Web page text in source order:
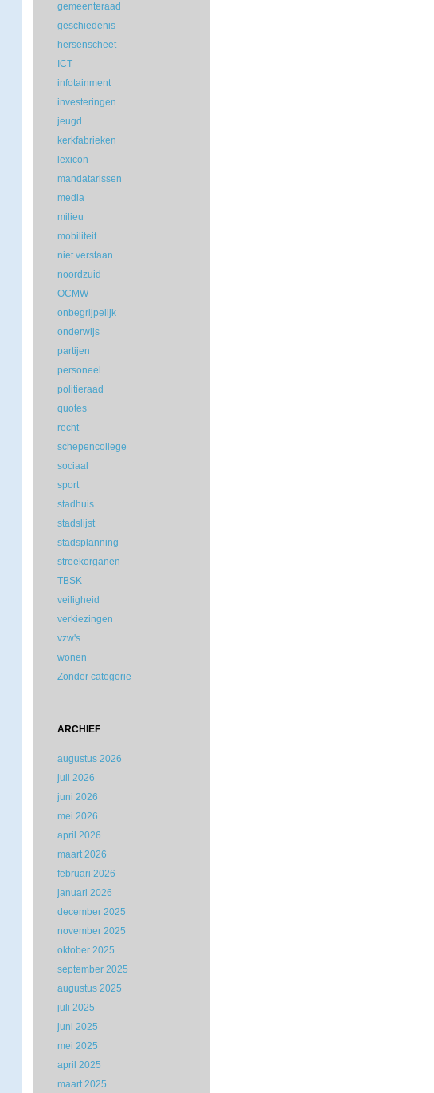
gemeenteraad
geschiedenis
hersenscheet
ICT
infotainment
investeringen
jeugd
kerkfabrieken
lexicon
mandatarissen
media
milieu
mobiliteit
niet verstaan
noordzuid
OCMW
onbegrijpelijk
onderwijs
partijen
personeel
politieraad
quotes
recht
schepencollege
sociaal
sport
stadhuis
stadslijst
stadsplanning
streekorganen
TBSK
veiligheid
verkiezingen
vzw's
wonen
Zonder categorie
ARCHIEF
augustus 2026
juli 2026
juni 2026
mei 2026
april 2026
maart 2026
februari 2026
januari 2026
december 2025
november 2025
oktober 2025
september 2025
augustus 2025
juli 2025
juni 2025
mei 2025
april 2025
maart 2025